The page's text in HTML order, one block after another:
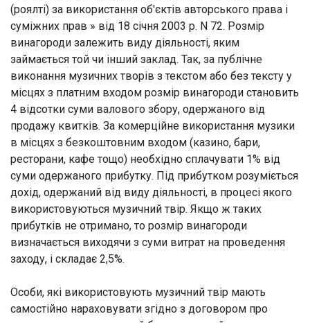
(роялті) за використання об'єктів авторського права і
суміжних прав » від 18 січня 2003 р. N 72. Розмір
винагороди залежить виду діяльності, яким
займається той чи інший заклад. Так, за публічне
виконання музичних творів з текстом або без тексту у
місцях з платним входом розмір винагороди становить
4 відсотки суми валового збору, одержаного від
продажу квитків. За комерційне використання музики
в місцях з безкоштовним входом (казино, бари,
ресторани, кафе тощо) необхідно сплачувати 1% від
суми одержаного прибутку. Під прибутком розуміється
дохід, одержаний від виду діяльності, в процесі якого
використовуються музичний твір. Якщо ж таких
прибутків не отримано, то розмір винагороди
визначається виходячи з суми витрат на проведення
заходу, і складає 2,5%.
Особи, які використовують музичний твір мають
самостійно нараховувати згідно з договором про